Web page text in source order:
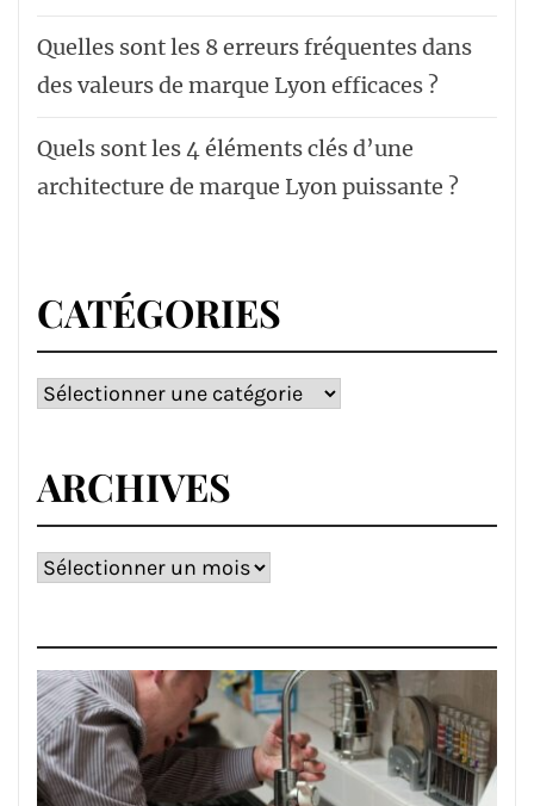
Quelles sont les 8 erreurs fréquentes dans
des valeurs de marque Lyon efficaces ?
Quels sont les 4 éléments clés d’une
architecture de marque Lyon puissante ?
CATÉGORIES
Catégories
ARCHIVES
Archives